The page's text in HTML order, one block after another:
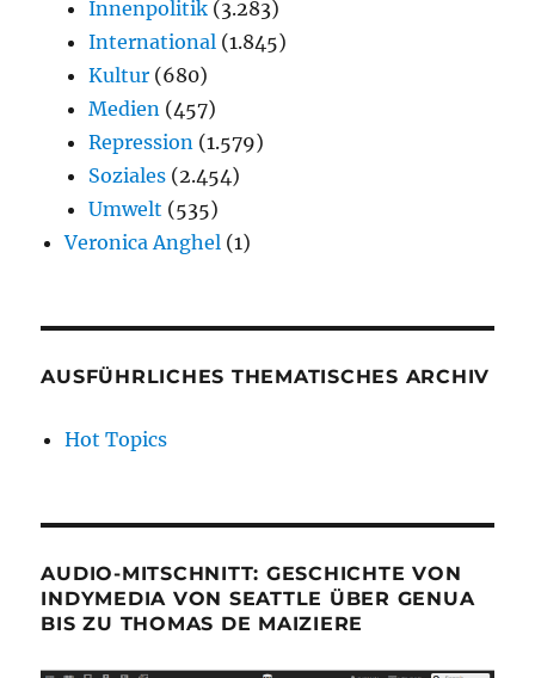
Innenpolitik (3.283)
International (1.845)
Kultur (680)
Medien (457)
Repression (1.579)
Soziales (2.454)
Umwelt (535)
Veronica Anghel (1)
AUSFÜHRLICHES THEMATISCHES ARCHIV
Hot Topics
AUDIO-MITSCHNITT: GESCHICHTE VON
INDYMEDIA VON SEATTLE ÜBER GENUA
BIS ZU THOMAS DE MAIZIERE